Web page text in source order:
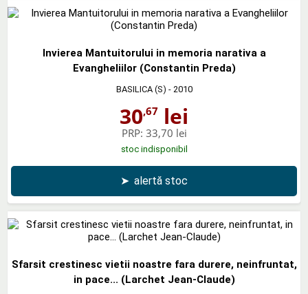
Invierea Mantuitorului in memoria narativa a
Evangheliilor (Constantin Preda)
BASILICA (S) - 2010
30,67 lei
PRP: 33,70 lei
stoc indisponibil
➤ alertă stoc
Sfarsit crestinesc vietii noastre fara durere, neinfruntat,
in pace... (Larchet Jean-Claude)